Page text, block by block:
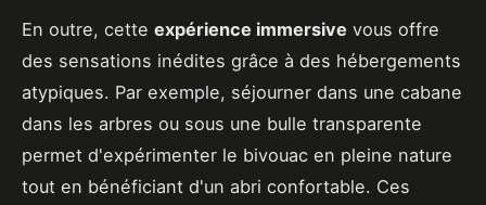
En outre, cette expérience immersive vous offre
des sensations inédites grâce à des hébergements
atypiques. Par exemple, séjourner dans une cabane
dans les arbres ou sous une bulle transparente
permet d'expérimenter le bivouac en pleine nature
tout en bénéficiant d'un abri confortable. Ces